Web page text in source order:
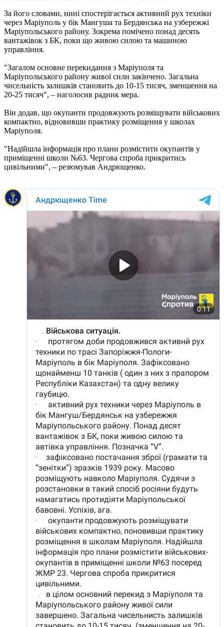
За його словами, нині спостерігається активний рух техніки
через Маріуполь у бік Мангуша та Бердянська на узбережжі
Маріупольського району. Зокрема помічено понад десять
вантажівок з БК, поки що живою силою та машиною
управління.
"Загалом основне перекидання з Маріуполя та
Маріупольського району живої сили закінчено. Загальна
чисельність залишків становить до 10-15 тисяч, зменшення на
20-25 тисяч", – наголосив радник мера.
Він додав, що окупанти продовжують розміщувати військових
компактно, відновивши практику розміщення у школах
Маріуполя.
"Надійшла інформація про плани розмістити окупантів у
приміщенні школи №63. Чергова спроба прикритись
цивільними", – резюмував Андрющенко.